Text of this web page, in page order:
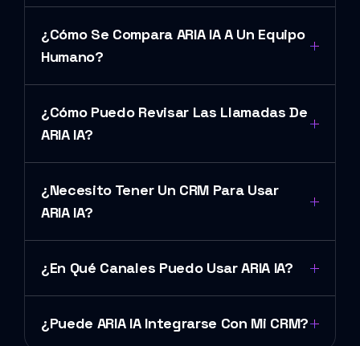
¿Cómo Se Compara ARIA IA A Un Equipo
Humano?
¿Cómo Puedo Revisar Las Llamadas De
ARIA IA?
¿Necesito Tener Un CRM Para Usar
ARIA IA?
¿En Qué Canales Puedo Usar ARIA IA?
¿Puede ARIA IA Integrarse Con Mi CRM?